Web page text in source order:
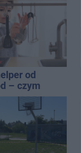
od
– czym
na tle